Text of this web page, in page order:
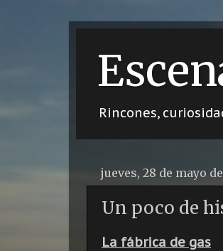
Rincones,
jueves, 28 de mayo de
Un poco de
La fábrica de gas